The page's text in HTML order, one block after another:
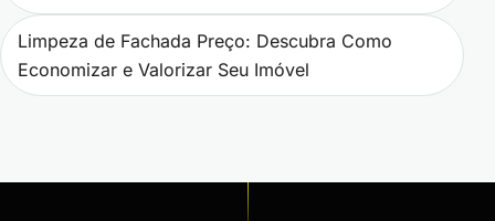
Limpeza de Fachada Preço: Descubra Como
Economizar e Valorizar Seu Imóvel